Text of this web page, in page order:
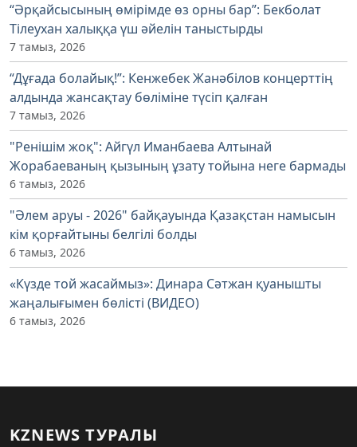
“Әрқайсысының өмірімде өз орны бар”: Бекболат
Тілеухан халыққа үш әйелін таныстырды
7 тамыз, 2026
“Дұғада болайық!”: Кенжебек Жанәбілов концерттің
алдында жансақтау бөліміне түсіп қалған
7 тамыз, 2026
"Ренішім жоқ": Айгүл Иманбаева Алтынай
Жорабаеваның қызының ұзату тойына неге бармады
6 тамыз, 2026
"Әлем аруы - 2026" байқауында Қазақстан намысын
кім қорғайтыны белгілі болды
6 тамыз, 2026
«Күзде той жасаймыз»: Динара Сәтжан қуанышты
жаңалығымен бөлісті (ВИДЕО)
6 тамыз, 2026
KZNEWS ТУРАЛЫ